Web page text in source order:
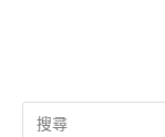
Search